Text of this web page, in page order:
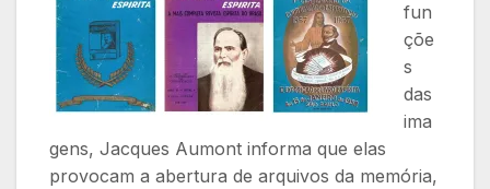
fun
çõe
s
das
ima
gens, Jacques Aumont informa que elas
provocam a abertura de arquivos da memória,